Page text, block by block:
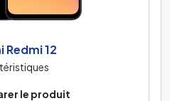
Redmi 12
le produit